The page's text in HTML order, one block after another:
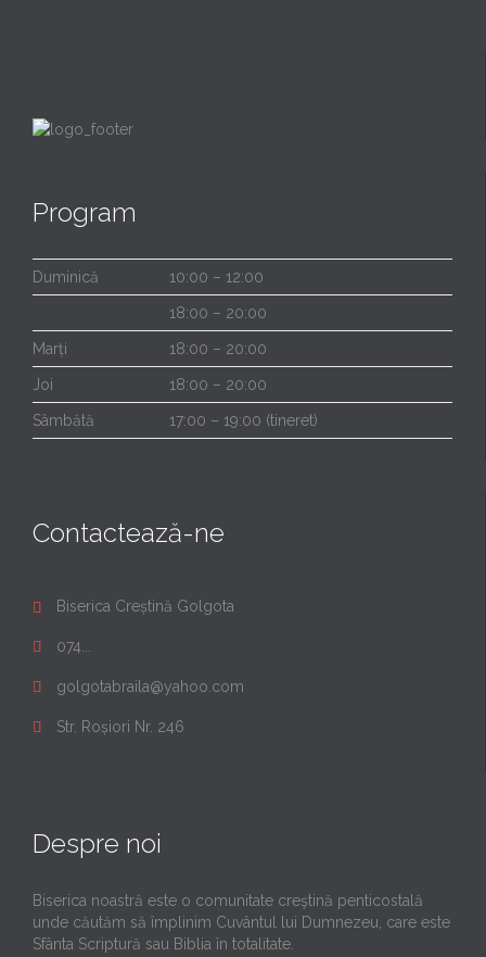
Program
Duminică 10:00 – 12:00
18:00 – 20:00
Marți 18:00 – 20:00
Joi 18:00 – 20:00
Sâmbătă 17:00 – 19:00 (tineret)
Contactează-ne
 Biserica Creștină Golgota
 074...
 golgotabraila@yahoo.com
 Str. Roșiori Nr. 246
Despre noi
Biserica noastră este o comunitate creştină penticostală
unde căutăm să împlinim Cuvântul lui Dumnezeu, care este
Sfânta Scriptură sau Biblia în totalitate.